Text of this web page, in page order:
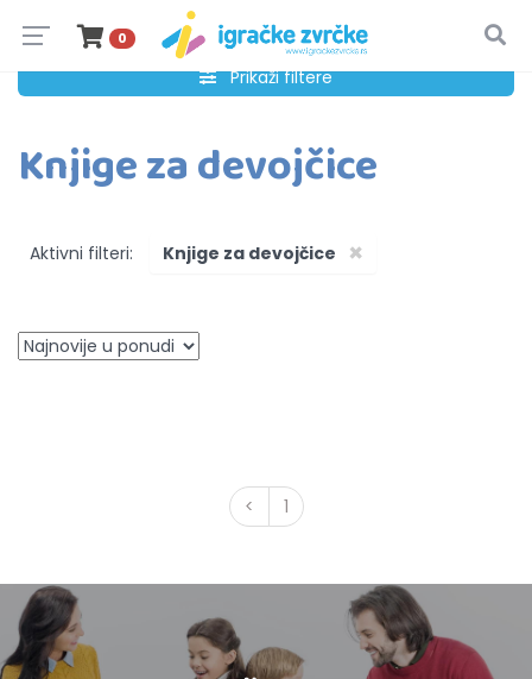
0
Prikaži filtere
Knjige za devojčice
Aktivni filteri: ×
Knjige za devojčice
< 1